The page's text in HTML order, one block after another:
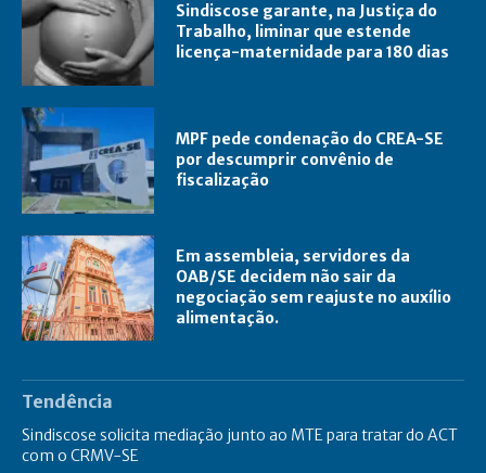
Sindiscose garante, na Justiça do
Trabalho, liminar que estende
licença-maternidade para 180 dias
MPF pede condenação do CREA-SE
por descumprir convênio de
fiscalização
Em assembleia, servidores da
OAB/SE decidem não sair da
negociação sem reajuste no auxílio
alimentação.
Tendência
Sindiscose solicita mediação junto ao MTE para tratar do ACT
com o CRMV-SE